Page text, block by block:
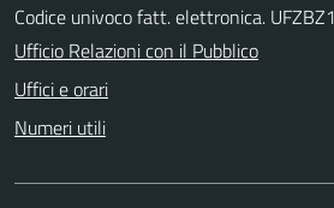
Codice univoco fatt. elettronica. UFZBZ1
Ufficio Relazioni con il Pubblico
Uffici e orari
Numeri utili